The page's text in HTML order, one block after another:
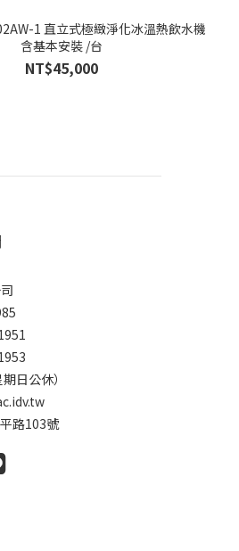
1 直立式極緻淨化冰溫熱飲水機
含基本安裝 /台
NT$45,000
司
日公休）
路103號